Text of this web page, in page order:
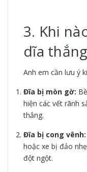
3. Khi
dĩa
Anh em cần lưu ý
Đĩa bị mòn gờ:
hiện các vết rãnh
thắng.
Đĩa bị cong vênh:
hoặc xe bị đảo
đột ngột.